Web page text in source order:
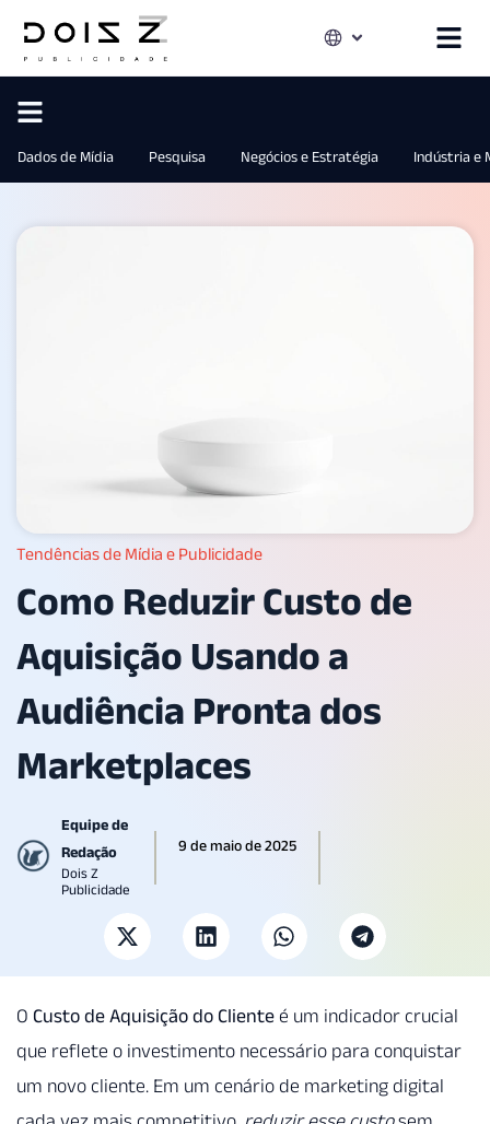
Dados de Mídia Pesquisa Negócios e Estratégia Indústria e
Tendências de Mídia e Publicidade
Como Reduzir Custo de
Aquisição Usando a
Audiência Pronta dos
Marketplaces
Equipe de
Redação
Dois Z
Publicidade
9 de maio de 2025
O Custo de Aquisição do Cliente é um indicador crucial
que reflete o investimento necessário para conquistar
um novo cliente. Em um cenário de marketing digital